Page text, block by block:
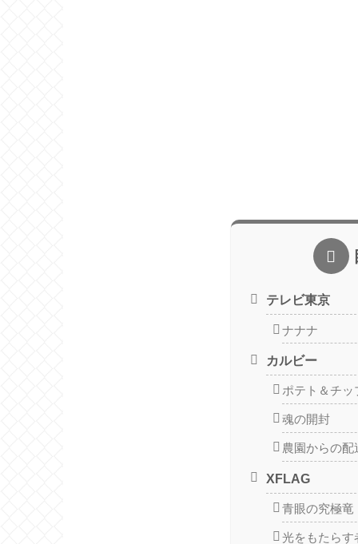
テレビ東京
ナナナ
カルビー
ポテト＆チッ
魂の開封
農園からの配
XFLAG
青眼の究極竜
光をもたらす